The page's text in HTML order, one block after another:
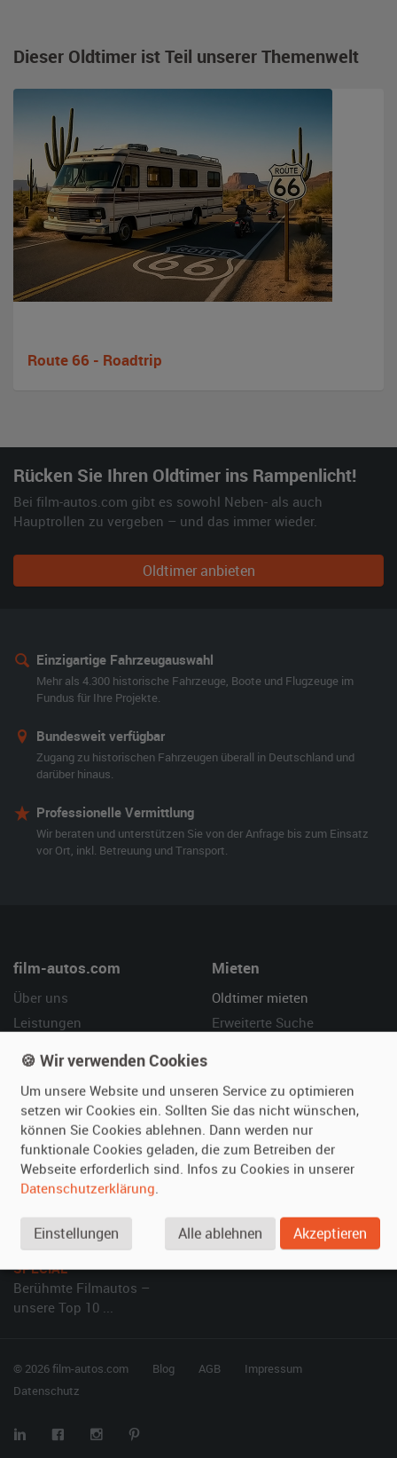
Dieser Oldtimer ist Teil unserer Themenwelt
Route 66 - Roadtrip
Rücken Sie Ihren Oldtimer ins Rampenlicht!
Bei film-autos.com gibt es sowohl Neben- als auch
Hauptrollen zu vergeben – und das immer wieder.
Oldtimer anbieten
Einzigartige Fahrzeugauswahl
Mehr als 4.300 historische Fahrzeuge, Boote und Flugzeuge im
Fundus für Ihre Projekte.
Bundesweit verfügbar
Zugang zu historischen Fahrzeugen überall in Deutschland und
darüber hinaus.
Professionelle Vermittlung
Wir beraten und unterstützen Sie von der Anfrage bis zum Einsatz
vor Ort, inkl. Betreuung und Transport.
film-autos.com
Über uns
Leistungen
Kundenmeinungen
Mieten
Oldtimer mieten
Erweiterte Suche
Vermieten
Oldtimer anmelden
Fotos senden
Fragen für Vermieter
Inserat verwalten
Hilfe
Häufige Fragen (FAQ)
So funktioniert's
SPECIAL
Berühmte Filmautos –
unsere Top 10 ...
© 2026 film-autos.com Blog AGB
Impressum
Datenschutz
🍪 Wir verwenden Cookies
Um unsere Website und unseren Service zu optimieren
setzen wir Cookies ein. Sollten Sie das nicht wünschen,
können Sie Cookies ablehnen. Dann werden nur
funktionale Cookies geladen, die zum Betreiben der
Webseite erforderlich sind. Infos zu Cookies in unserer
Datenschutzerklärung.
Einstellungen Alle ablehnen Akzeptieren